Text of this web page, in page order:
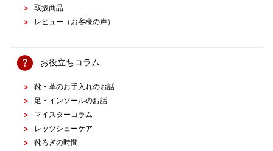
取扱商品
レビュー（お客様の声）
お役立ちコラム
靴・革のお手入れのお話
足・インソールのお話
マイスターコラム
レッツシューケア
靴ろぎの時間